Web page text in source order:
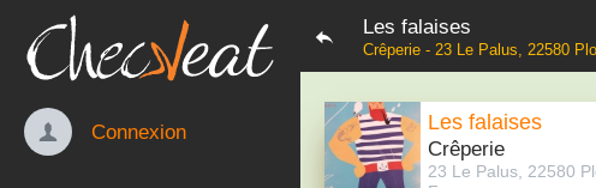
Les falaises
Crêperie - 23 Le Palus, 22580
Connexion Les falaises
Crêperie
23 Le Palus, 22580